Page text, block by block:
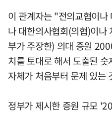
이 관계자는 "전의교협이나
나 대한의사협회(의협)이나
부가 주장한) 의대 증원
치를 토대로 해서 도출된
자체가 처음부터 문제 있는
정부가 제시한 증원 규모